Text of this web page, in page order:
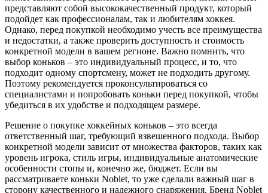
представляют собой высококачественный продукт, который
подойдет как профессионалам, так и любителям хоккея.
Однако, перед покупкой необходимо учесть все преимущества
и недостатки, а также проверить доступность и стоимость
конкретной модели в вашем регионе. Важно помнить, что
выбор коньков – это индивидуальный процесс, и то, что
подходит одному спортсмену, может не подходить другому.
Поэтому рекомендуется проконсультироваться со
специалистами и попробовать коньки перед покупкой, чтобы
убедиться в их удобстве и подходящем размере.
Решение о покупке хоккейных коньков – это всегда
ответственный шаг, требующий взвешенного подхода. Выбор
конкретной модели зависит от множества факторов, таких как
уровень игрока, стиль игры, индивидуальные анатомические
особенности стопы и, конечно же, бюджет. Если вы
рассматриваете коньки Noblet, то уже сделали важный шаг в
сторону качественного и надежного снаряжения. Бренд Noblet